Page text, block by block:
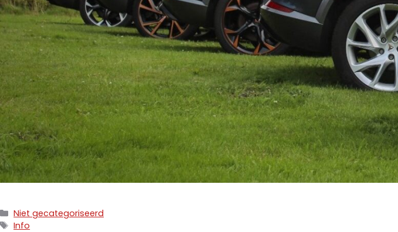
Niet gecategoriseerd
Info